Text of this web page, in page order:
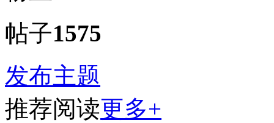
帖子1575
发布主题
推荐阅读更多+